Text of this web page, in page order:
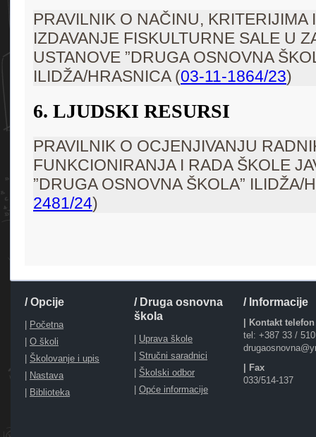
PRAVILNIK O NAČINU, KRITERIJIMA
IZDAVANJE FISKULTURNE SALE U
USTANOVE ”DRUGA OSNOVNA
ILIDŽA/HRASNICA (03-11-1864/23)
6. LJUDSKI RESURSI
PRAVILNIK O OCJENJIVANJU
FUNKCIONIRANJA I RADA ŠKOLE
”DRUGA OSNOVNA ŠKOLA” ILIDŽA/
2481/24)
/ Opcije
| Početna
| O školi
| Školovanje i upis
| Nastava
| Biblioteka
/ Druga osnovna
škola
| Uprava škole
| Stručni saradnici
| Školski odbor
| Opće informacije
/ Informacije
| Kontakt telefon
tel: +387 33 /
| Fax
033/514-137